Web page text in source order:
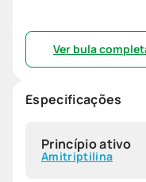
Ver bula
Especificações
Princípio ativo
Amitriptilina